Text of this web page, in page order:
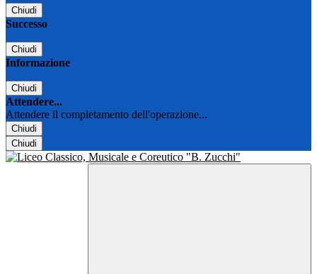
Chiudi
Successo
Chiudi
Informazione
Chiudi
Attendere...
Attendere il completamento dell'operazione...
Chiudi
Chiudi